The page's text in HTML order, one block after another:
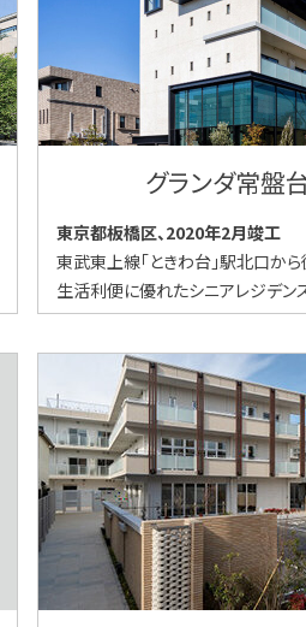
グランダ常盤
東京都板橋区、2020年2月竣工
東武東上線「ときわ台」駅北口か
生活利便に優れたシニアレジデンス